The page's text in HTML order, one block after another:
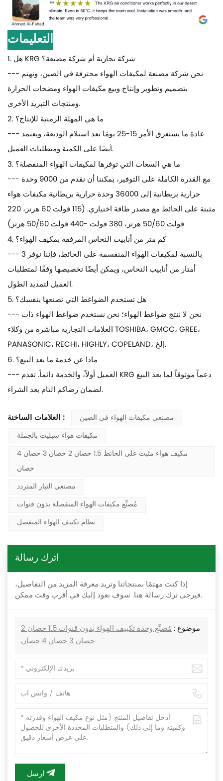
التعليمات
1. هل KRG شركة تجارية أم شركة مصنعة؟
--- نحن شركة مصنعة لمكيفات الهواء محترفة في الصين، ونهتم
بتصميم وتطوير وإنتاج وبيع مكيفات الهواء ومضخات الحرارة
ومنتجات التبريد الأخرى.
2. ما هي المهلة الزمنية للإنتاج؟
--- عادة ما يستغرق الأمر 15-25 يومًا بعد استلام الوديعة، ويعتمد
أيضًا على الكمية ومتطلبات العميل.
3. ما هي السعات التي توفرها لمكيفات الهواء المنفصلة؟
--- مع القدرة الكاملة على التوفير، يمكننا أن نقدم من 9000 وحدة
حرارية بريطانية إلى 36000 وحدة حرارية بريطانية مكيفات هواء
مثبتة على الحائط مع مصدر طاقة اختياري. (115 فولت 60 هرتز، 220
فولت 50/60 هرتز، 380 فولت -440 فولت 50/60 هرتز)
4. كم متر من أنابيب النحاس المرفقة بمكيف الهواء؟
--- بالنسبة لمكيفات الهواء المنقسمة على الحائط، فإننا نوفر 3
أمتار من أنابيب النحاس، ويمكن أيضًا تخصيصها وفقًا لمتطلبات
العميل لتمديد الطول.
5. هل تستخدم الضواغط التي تصنعها بنفسك؟
--- نحن لا ننتج ضواغط الهواء؛ نحن نستخدم ضواغط الهواء ذات
العلامات التجارية مباشرة من وكلاء TOSHIBA، GMCC، GREE،
PANASONIC، RECHI، HIGHLY، COPELAND، إلخ.
6. ماذا عن خدمة ما بعد البيع؟
--- العميل أولاً، والخدمة دائماً. تقدم KRG دعماً موثوقاً لما بعد البيع
لضمان رضاكم التام بعد الشراء.
العلامات الساخنة :
مصنعي مكيفات الهواء في الصين
مكيفات هواء سبليت بالجملة
مكيف هواء مثبت على الحائط 1.5 حصان 2 حصان 3 حصان 4
حصان
مصنعي التيار المتردد
مُصنِّع مكيفات الهواء المنفصلة بدون قنوات
نظام تكييف الهواء المنفصل
اترك رسالة
إذا كنت مهتمًا بمنتجاتنا وتريد معرفة المزيد من التفاصيل،
فيرجى ترك رسالة هنا. سوف نعود إليك في أقرب وقت ممكن.
موضوع :
مُصنِّع وحدة تكييف الهواء بدون قنوات 1.5 حصان 2
حصان 3 حصان 4 حصان
ارسل